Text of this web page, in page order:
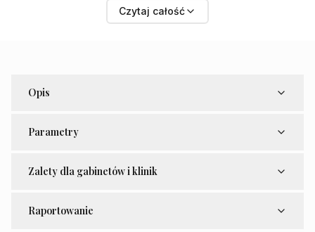
Czytaj całość
Opis
Parametry
Zalety dla gabinetów i klinik
Raportowanie